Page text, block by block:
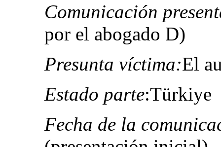
Comunicación
por el abogado D)
Presunta víctima:El
Estado parte:Türkiye
Fecha de la